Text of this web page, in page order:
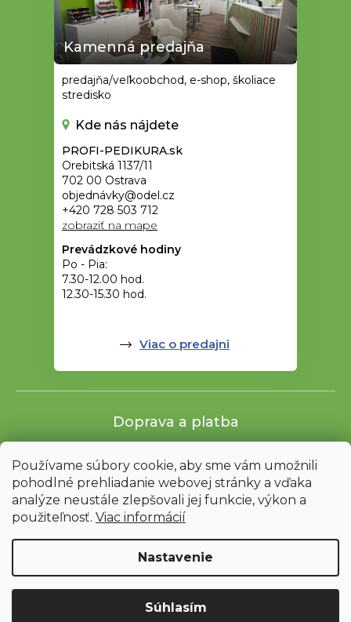
Používame súbory cookie, aby sme vám umožnili
pohodlné prehliadanie webovej stránky a vďaka
analýze neustále zlepšovali jej funkcie, výkon a
použiteľnosť. Viac informácií
Nastavenie
Súhlasím
Upozornenie: Z dôvodu sťahovania bude od 3. 8. do 12. 8. ZAVRETÉ
Kamenná predajňa
predajňa/veľkoobchod, e-shop, školiace
stredisko
Kde nás nájdete
PROFI-PEDIKURA.sk
Orebitská 1137/11
702 00 Ostrava
objednávky@odel.cz
+420 728 503 712
zobraziť na mape
Prevádzkové hodiny
Po - Pia:
7.30-12.00 hod.
12.30-15.30 hod.
Viac o predajni
Doprava a platba
Shoptet |mime digital